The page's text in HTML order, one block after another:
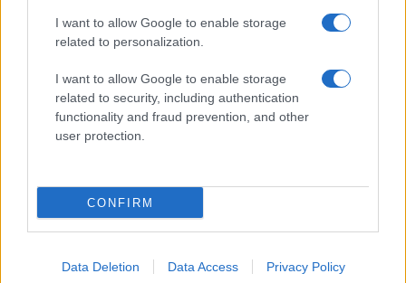
I want to allow Google to enable storage
related to personalization.
I want to allow Google to enable storage
related to security, including authentication
functionality and fraud prevention, and other
user protection.
CONFIRM
Data Deletion Data Access Privacy Policy
Invia un Comunicato Stampa Segnala
Iscriviti alla newsletter di Gallura Oggi e ricevi le nostre
email periodiche contenenti le ultime notizie pubblicate
sul sito web!
campo obbligatorio